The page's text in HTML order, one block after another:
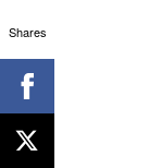
Shares